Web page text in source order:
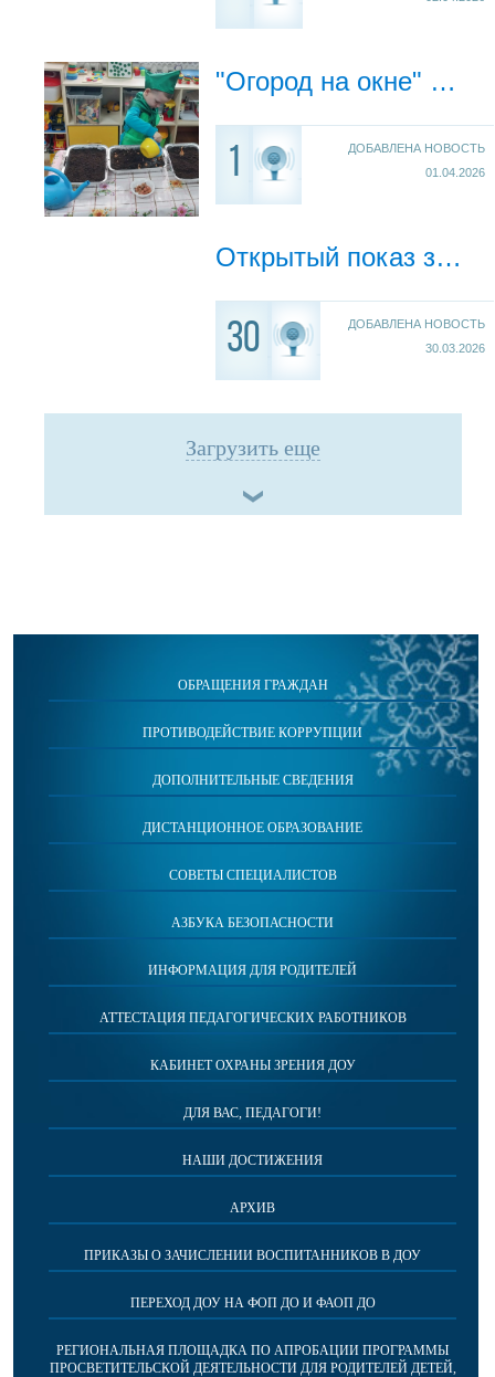
"Огород на окне" в средней группе
1
ДОБАВЛЕНА НОВОСТЬ
01.04.2026
Открытый показ занятия «⚡Лаборатория электричества⚡» в старшей группе провела учитель-дефектолог (тифлопедагог) Зрянина Е.И.
30
ДОБАВЛЕНА НОВОСТЬ
30.03.2026
Загрузить еще
ОБРАЩЕНИЯ ГРАЖДАН
ПРОТИВОДЕЙСТВИЕ КОРРУПЦИИ
ДОПОЛНИТЕЛЬНЫЕ СВЕДЕНИЯ
ДИСТАНЦИОННОЕ ОБРАЗОВАНИЕ
СОВЕТЫ СПЕЦИАЛИСТОВ
АЗБУКА БЕЗОПАСНОСТИ
ИНФОРМАЦИЯ ДЛЯ РОДИТЕЛЕЙ
АТТЕСТАЦИЯ ПЕДАГОГИЧЕСКИХ РАБОТНИКОВ
КАБИНЕТ ОХРАНЫ ЗРЕНИЯ ДОУ
ДЛЯ ВАС, ПЕДАГОГИ!
НАШИ ДОСТИЖЕНИЯ
АРХИВ
ПРИКАЗЫ О ЗАЧИСЛЕНИИ ВОСПИТАННИКОВ В ДОУ
ПЕРЕХОД ДОУ НА ФОП ДО И ФАОП ДО
РЕГИОНАЛЬНАЯ ПЛОЩАДКА ПО АПРОБАЦИИ ПРОГРАММЫ
ПРОСВЕТИТЕЛЬСКОЙ ДЕЯТЕЛЬНОСТИ ДЛЯ РОДИТЕЛЕЙ ДЕТЕЙ,